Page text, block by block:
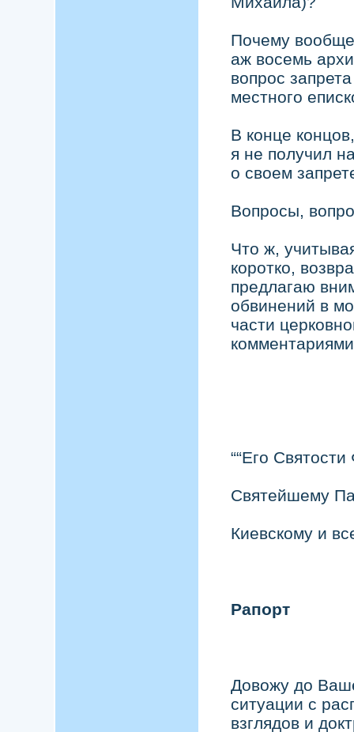
Почему
аж восемь
вопрос
местного
В конце
я не получил
о своем
Вопросы,
Что ж,
коротко,
предлагаю
обвинений в
части
““Его
Святейшему
Киевскому и
Рапорт
Довожу до
ситуации с
взглядов и